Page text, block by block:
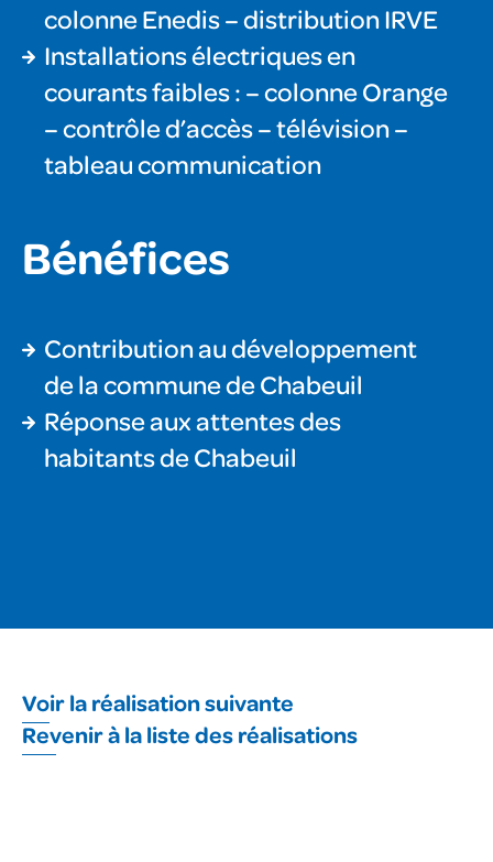
colonne Enedis – distribution IRVE
Installations électriques en
courants faibles : – colonne Orange
– contrôle d’accès – télévision –
tableau communication
Bénéfices
Contribution au développement
de la commune de Chabeuil
Réponse aux attentes des
habitants de Chabeuil
Revenir à la liste des réalisations
Voir la réalisation suivante